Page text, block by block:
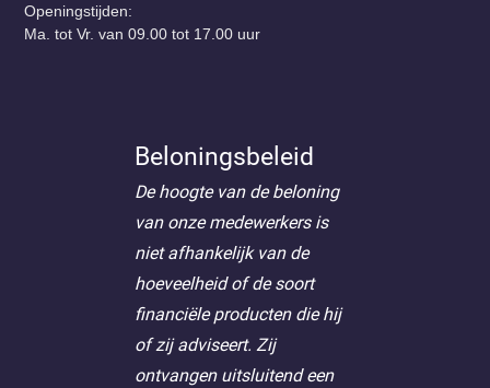
Beloningsbeleid
De hoogte van de beloning
van onze medewerkers is
niet afhankelijk van de
hoeveelheid of de soort
financiële producten die hij
of zij adviseert. Zij
ontvangen uitsluitend een
Openingstijden:
Ma. tot Vr. van 09.00 tot 17.00 uur